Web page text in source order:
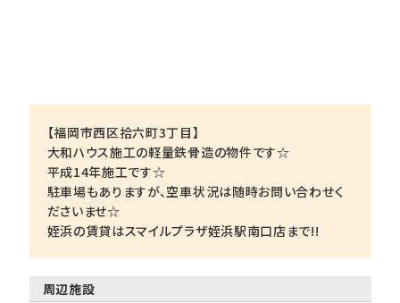
【福岡市西区拾六町3丁目】
大和ハウス施工の軽量鉄骨造の物件です☆
平成14年施工です☆
駐車場もありますが、空車状況は随時お問い合わせく
ださいませ☆
姪浜の賃貸はスマイルプラザ姪浜駅南口店まで!!
周辺施設